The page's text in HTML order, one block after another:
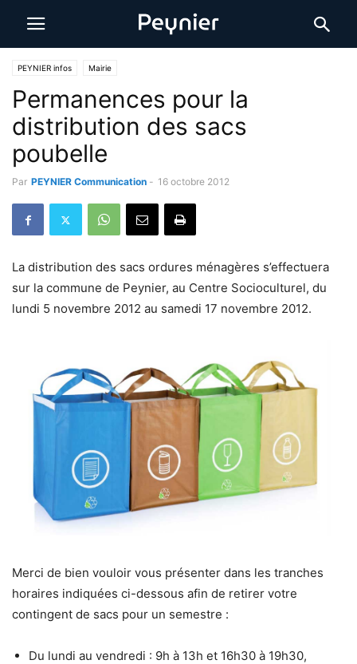
PEYNIER infos Mairie
Permanences pour la
distribution des sacs
poubelle
Par PEYNIER Communication - 16 octobre 2012
La distribution des sacs ordures ménagères s’effectuera
sur la commune de Peynier, au Centre Socioculturel, du
lundi 5 novembre 2012 au samedi 17 novembre 2012.
Merci de bien vouloir vous présenter dans les tranches
horaires indiquées ci-dessous afin de retirer votre
contingent de sacs pour un semestre :
Du lundi au vendredi : 9h à 13h et 16h30 à 19h30,